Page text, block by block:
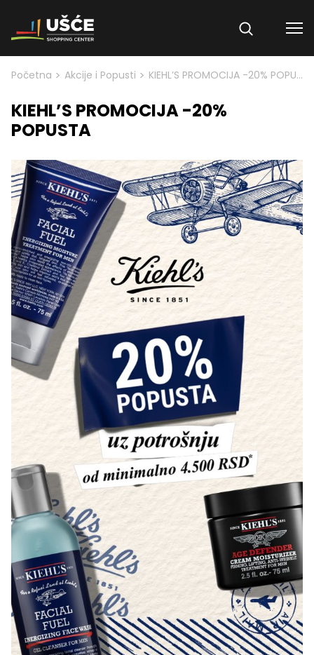
Skip to content
Početna > Akcije i Popusti > KIEHL’S PROMOCIJA -20% POPUSTA
KIEHL’S PROMOCIJA -20%
POPUSTA